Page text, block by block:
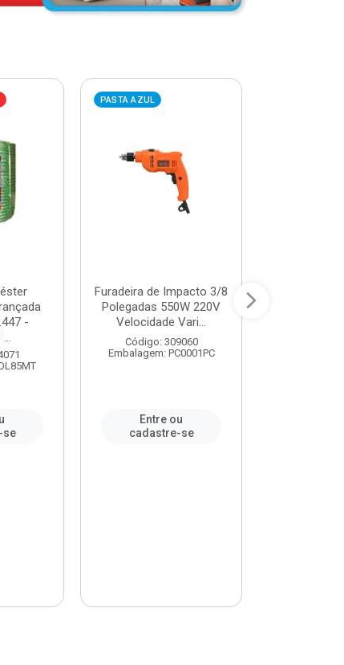
-
se
PASTA AZUL
Furadeira de Impacto 3/8
Polegadas 550W 220V
Velocidade Vari...
Código: 309060
Embalagem: PC0001PC
Entre ou
cadastre-se